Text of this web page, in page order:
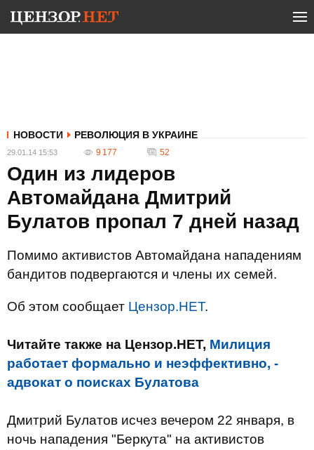
НОВОСТИ РЕВОЛЮЦИЯ В УКРАИНЕ
29.01.14 15:53 9 177 52
Один из лидеров
Автомайдана Дмитрий
Булатов пропал 7 дней назад
Помимо активистов Автомайдана нападениям
бандитов подвергаются и члены их семей.
Об этом сообщает Цензор.НЕТ.
Читайте также на Цензор.НЕТ, Милиция
работает формально и неэффективно, -
адвокат о поисках Булатова
Дмитрий Булатов исчез вечером 22 января, в
ночь нападения "Беркута" на активистов